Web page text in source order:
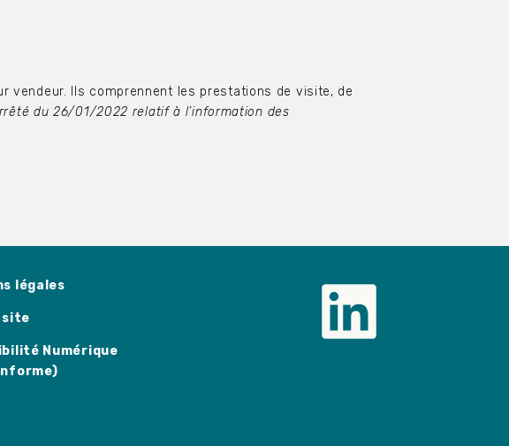
vendeur. Ils comprennent les prestations de visite, de
du 26/01/2022 relatif à l’information des
légales
site
Numérique